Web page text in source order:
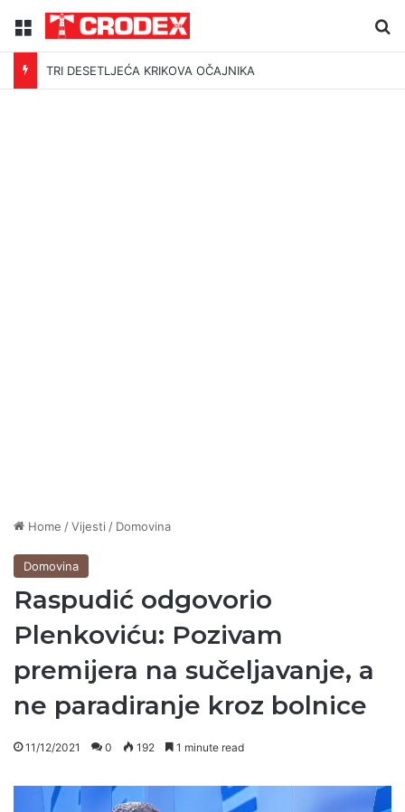
Menu
TRI DESETLJEĆA KRIKOVA OČAJNIKA
Home /Vijesti / Domovina
Domovina
Raspudić odgovorio
Plenkoviću: Pozivam
premijera na sučeljavanje, a
ne paradiranje kroz bolnice
11/12/2021 0 192 1 minute read